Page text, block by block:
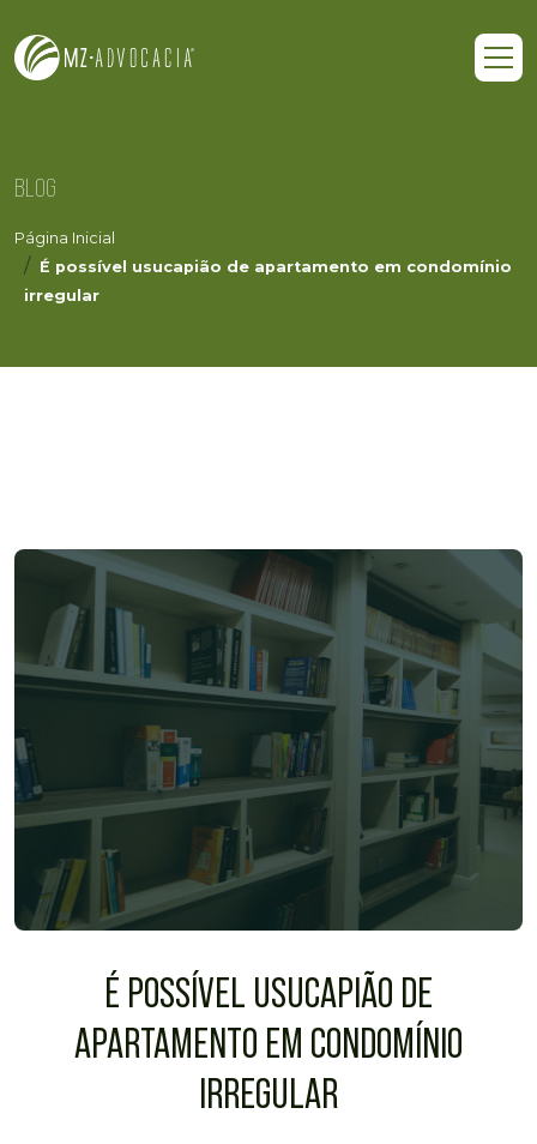
BLOG
Página Inicial
É possível usucapião de apartamento em condomínio
irregular
É POSSÍVEL USUCAPIÃO DE
APARTAMENTO EM CONDOMÍNIO
IRREGULAR